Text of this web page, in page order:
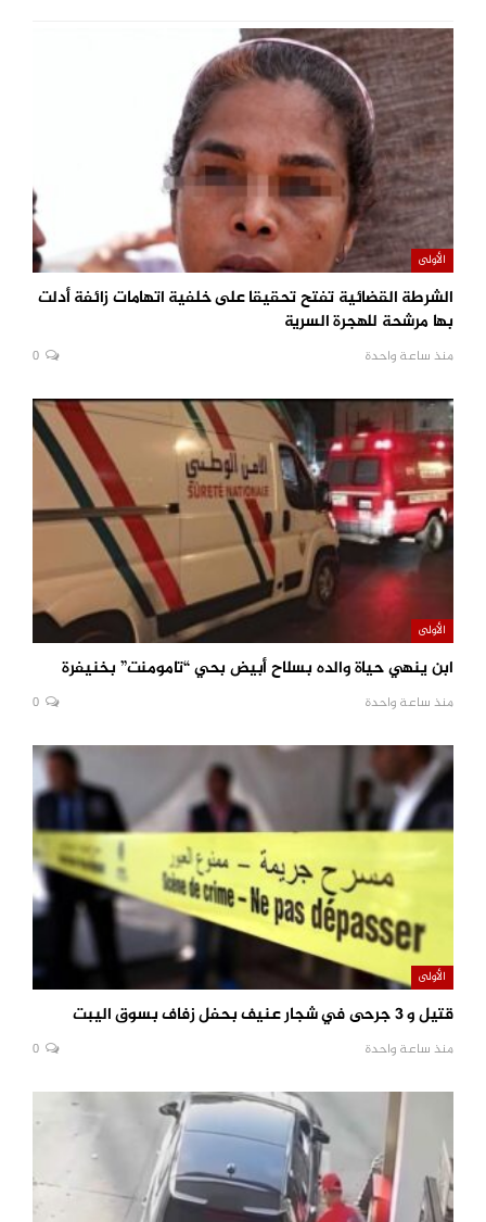
الأولى
الشرطة القضائية تفتح تحقيقا على خلفية اتهامات زائفة أدلت
بها مرشحة للهجرة السرية
منذ ساعة واحدة
الأولى
ابن ينهي حياة والده بسلاح أبيض بحي “تامومنت” بخنيفرة
منذ ساعة واحدة
الأولى
قتيل و 3 جرحى في شجار عنيف بحفل زفاف بسوق اليبت
منذ ساعة واحدة